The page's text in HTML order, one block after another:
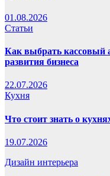
01.08.2026
Статьи
Как выбрать кассовый
развития бизнеса
22.07.2026
Кухня
Что стоит знать о
19.07.2026
Дизайн интерьера